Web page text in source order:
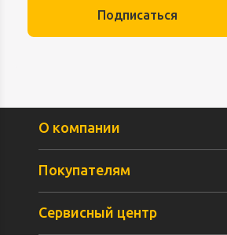
Подписаться
О компании
Покупателям
Сервисный центр